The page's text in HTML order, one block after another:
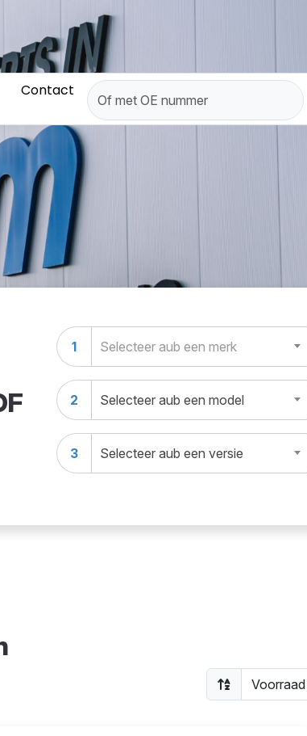
Contact
1 Selecteer aub een merk
2 Selecteer aub een model
3 Selecteer aub een versie